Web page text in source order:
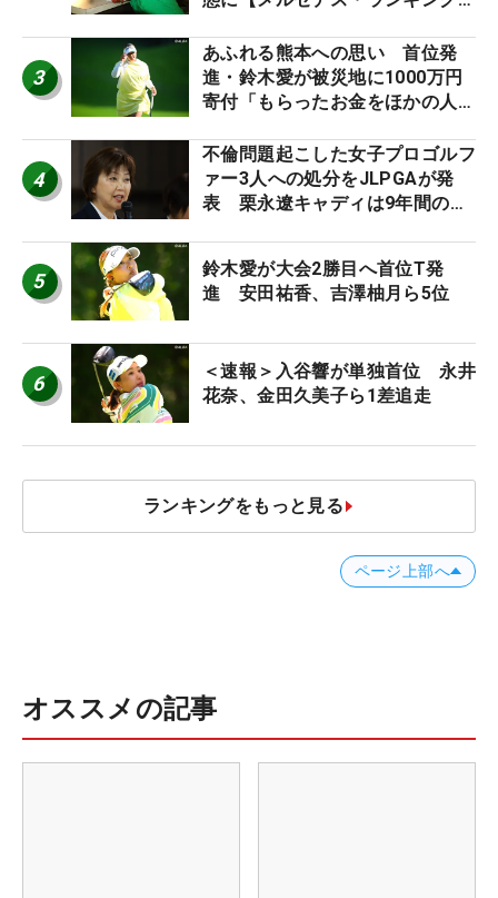
3
あふれる熊本への思い 首位発
進・鈴木愛が被災地に1000万円
寄付「もらったお金をほかの人
4
不倫問題起こした女子プロゴルフ
ァー3人への処分をJLPGAが発
表 栗永遼キャディは9年間の立
5
鈴木愛が大会2勝目へ首位T発
進 安田祐香、吉澤柚月ら5位
6
＜速報＞入谷響が単独首位 永井
花奈、金田久美子ら1差追走
ランキングをもっと見る
ページ上部へ
オススメの記事